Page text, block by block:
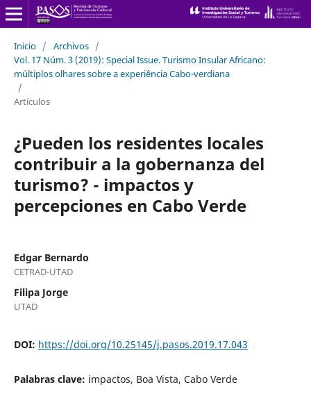
Inicio / Archivos /
Vol. 17 Núm. 3 (2019): Special Issue. Turismo Insular Africano:
múltiplos olhares sobre a experiência Cabo-verdiana
/
Artículos
¿Pueden los residentes locales
contribuir a la gobernanza del
turismo? - impactos y
percepciones en Cabo Verde
Edgar Bernardo
CETRAD-UTAD
Filipa Jorge
UTAD
DOI: https://doi.org/10.25145/j.pasos.2019.17.043
Palabras clave: impactos, Boa Vista, Cabo Verde